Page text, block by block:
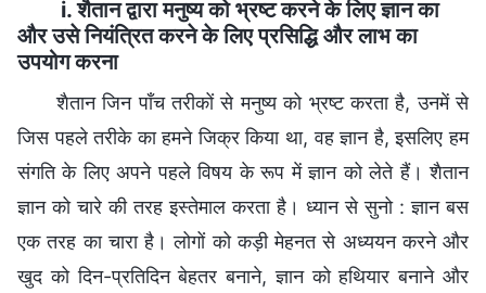
i. शैतान द्वारा मनुष्य को भ्रष्ट करने के लिए ज्ञान का
और उसे नियंत्रित करने के लिए प्रसिद्धि और लाभ का
उपयोग करना
शैतान जिन पाँच तरीकों से मनुष्य को भ्रष्ट करता है, उनमें से
जिस पहले तरीके का हमने जिक्र किया था, वह ज्ञान है, इसलिए हम
संगति के लिए अपने पहले विषय के रूप में ज्ञान को लेते हैं। शैतान
ज्ञान को चारे की तरह इस्तेमाल करता है। ध्यान से सुनो : ज्ञान बस
एक तरह का चारा है। लोगों को कड़ी मेहनत से अध्ययन करने और
खुद को दिन-प्रतिदिन बेहतर बनाने, ज्ञान को हथियार बनाने और